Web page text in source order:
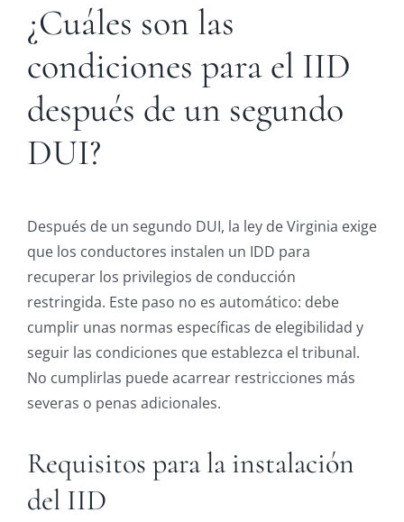
¿Cuáles son las
condiciones para el IID
después de un segundo
DUI?
Después de un segundo DUI, la ley de Virginia exige
que los conductores instalen un IDD para
recuperar los privilegios de conducción
restringida. Este paso no es automático: debe
cumplir unas normas específicas de elegibilidad y
seguir las condiciones que establezca el tribunal.
No cumplirlas puede acarrear restricciones más
severas o penas adicionales.
Requisitos para la instalación
del IID